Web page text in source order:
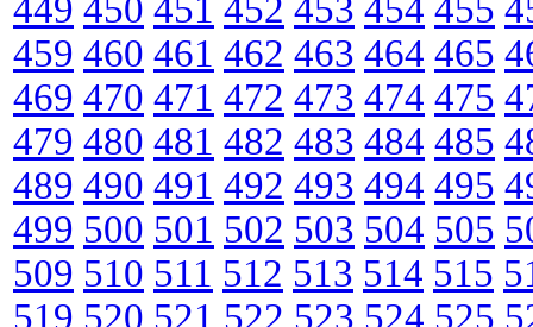
449 450 451 452 453 454 455
459 460 461 462 463 464 465
469 470 471 472 473 474 475
479 480 481 482 483 484 485
489 490 491 492 493 494 495
499 500 501 502 503 504 505
509 510 511 512 513 514 515
519 520 521 522 523 524 525